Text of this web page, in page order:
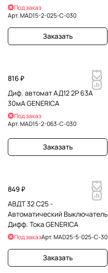
Под заказ
Арт.MAD15-2-025-C-030
Заказать
816 ₽
Диф. автомат АД12 2Р 63А
30мА GENERICA
Под заказ
Арт.MAD15-2-063-C-030
Заказать
849 ₽
АВДТ 32 C25 -
Автоматический Выключатель
Дифф. Тока GENERICA
Под заказАрт.MAD25-5-025-C-30
Заказать